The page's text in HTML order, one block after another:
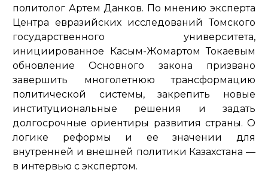
политолог Артем Данков. По мнению эксперта
Центра евразийских исследований Томского
государственного университета,
инициированное Касым-Жомартом Токаевым
обновление Основного закона призвано
завершить многолетнюю трансформацию
политической системы, закрепить новые
институциональные решения и задать
долгосрочные ориентиры развития страны. О
логике реформы и ее значении для
внутренней и внешней политики Казахстана —
в интервью с экспертом.